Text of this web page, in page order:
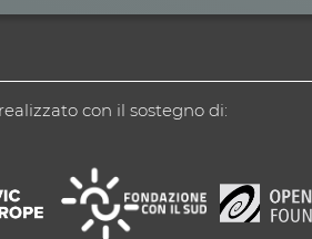
con il sostegno di: